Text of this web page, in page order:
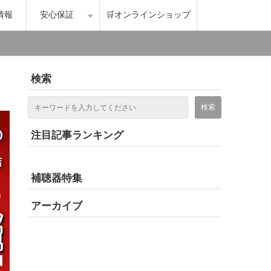
報 安心保証 🛒オンラインショップ
検索
注目記事ランキング
補聴器特集
アーカイブ